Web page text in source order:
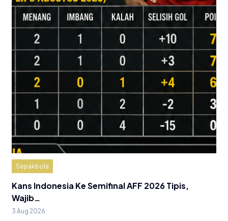
Sepakbola
Kans Indonesia Ke Semifinal AFF 2026 Tipis,
Wajib…
3 Aug 2026